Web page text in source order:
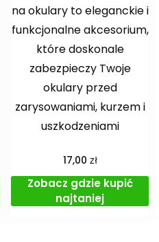
na okulary to eleganckie i
funkcjonalne akcesorium,
które doskonale
zabezpieczy Twoje
okulary przed
zarysowaniami, kurzem i
uszkodzeniami
17,00 zł
Zobacz gdzie kupić
najtaniej